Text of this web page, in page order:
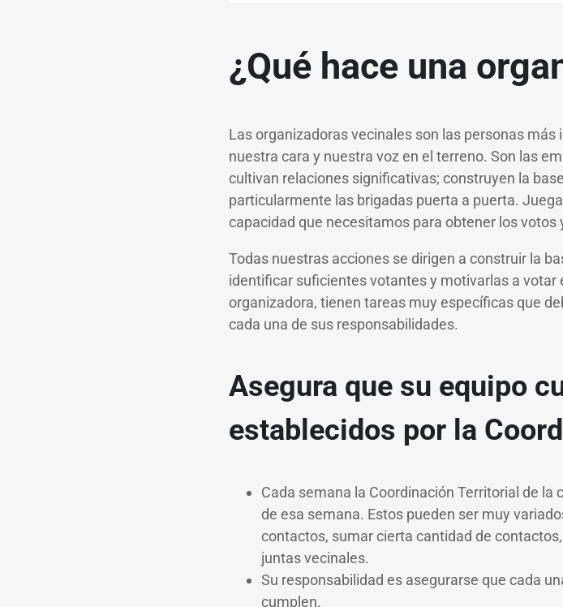
¿Qué hace una
Las organizadoras vecinales son las personas
nuestra cara y nuestra voz en el terreno. Son las
cultivan relaciones significativas; construyen la
particularmente las brigadas puerta a puerta.
capacidad que necesitamos para obtener los
Todas nuestras acciones se dirigen a construir la
identificar suficientes votantes y motivarlas a votar
organizadora, tienen tareas muy específicas que
cada una de sus responsabilidades.
Asegura que su equipo
establecidos por la
Cada semana la Coordinación Territorial de
de esa semana. Estos pueden ser muy
contactos, sumar cierta cantidad de
juntas vecinales.
Su responsabilidad es asegurarse que cada
cumplen.